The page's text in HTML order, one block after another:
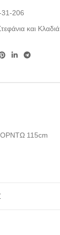
31-206
και Κλαδιά
115cm